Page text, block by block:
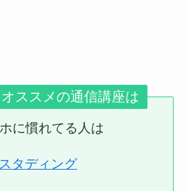
ススメの通信講座は
に慣れてる人は
スタディング